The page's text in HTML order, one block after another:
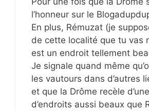
l’honneur sur le
En plus, Rémuzat (je
de cette localité que tu vas
est un endroit tellement
Je signale quand même
les vautours dans d’autres
et que la Drôme recèle
d’endroits aussi beaux que